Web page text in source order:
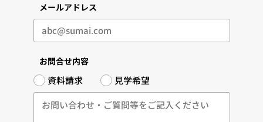
メールアドレス
お問合せ内容
資料請求 見学希望